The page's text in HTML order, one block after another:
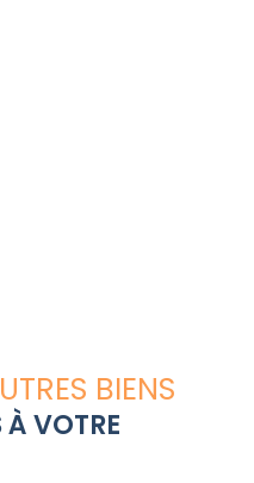
BIENS
VOTRE